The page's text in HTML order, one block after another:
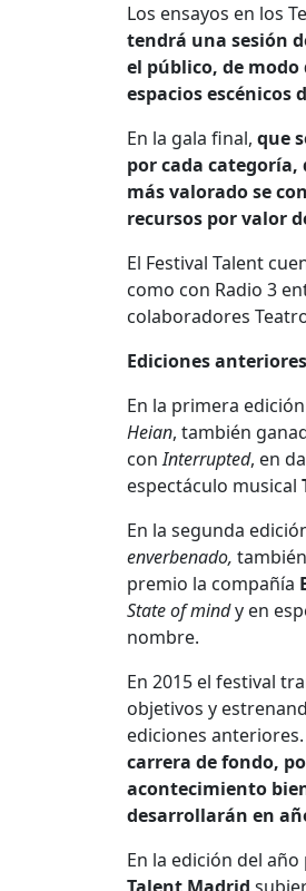
Los ensayos en los
tendrá una sesión
el público, de
espacios escénicos
En la gala final, que
por cada categoría,
más valorado se
recursos por valor
El Festival Talent
como con Radio 3
colaboradores
Ediciones anteriores
En la primera
Heian, también
conInterrupted, en
espectáculo musical
En la segunda
enverbenado,
premio la compañía
State of mindy en
nombre.
En 2015 el festival
objetivos y
ediciones anteriores.
carrera de fondo,
acontecimiento
desarrollarán en
En la edición del